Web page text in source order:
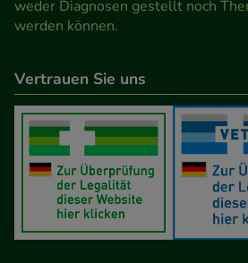
weder Diagnosen gestellt noch
werden können.
Vertrauen Sie uns